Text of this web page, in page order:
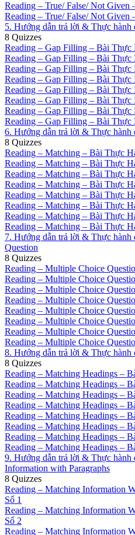
Reading – True/ False/ Not Given
Reading – True/ False/ Not Given
5. Hướng dẫn trả lời & Thực hành
8 Quizzes
Reading – Gap Filling – Bài Thực
Reading – Gap Filling – Bài Thực
Reading – Gap Filling – Bài Thực
Reading – Gap Filling – Bài Thực
Reading – Gap Filling – Bài Thực
Reading – Gap Filling – Bài Thực
Reading – Gap Filling – Bài Thực
Reading – Gap Filling – Bài Thực
6. Hướng dẫn trả lời & Thực hành
8 Quizzes
Reading – Matching – Bài Thực
Reading – Matching – Bài Thực
Reading – Matching – Bài Thực
Reading – Matching – Bài Thực
Reading – Matching – Bài Thực
Reading – Matching – Bài Thực
Reading – Matching – Bài Thực
Reading – Matching – Bài Thực
7. Hướng dẫn trả lời & Thực
Question
8 Quizzes
Reading – Multiple Choice
Reading – Multiple Choice
Reading – Multiple Choice
Reading – Multiple Choice
Reading – Multiple Choice
Reading – Multiple Choice
Reading – Multiple Choice
Reading – Multiple Choice
8. Hướng dẫn trả lời & Thực hành
8 Quizzes
Reading – Matching Headings –
Reading – Matching Headings –
Reading – Matching Headings –
Reading – Matching Headings –
Reading – Matching Headings –
Reading – Matching Headings –
Reading – Matching Headings –
Reading – Matching Headings –
9. Hướng dẫn trả lời & Thực hành
Information with Paragraphs
8 Quizzes
Reading – Matching Information
Số 1
Reading – Matching Information
Số 2
Reading – Matching Information